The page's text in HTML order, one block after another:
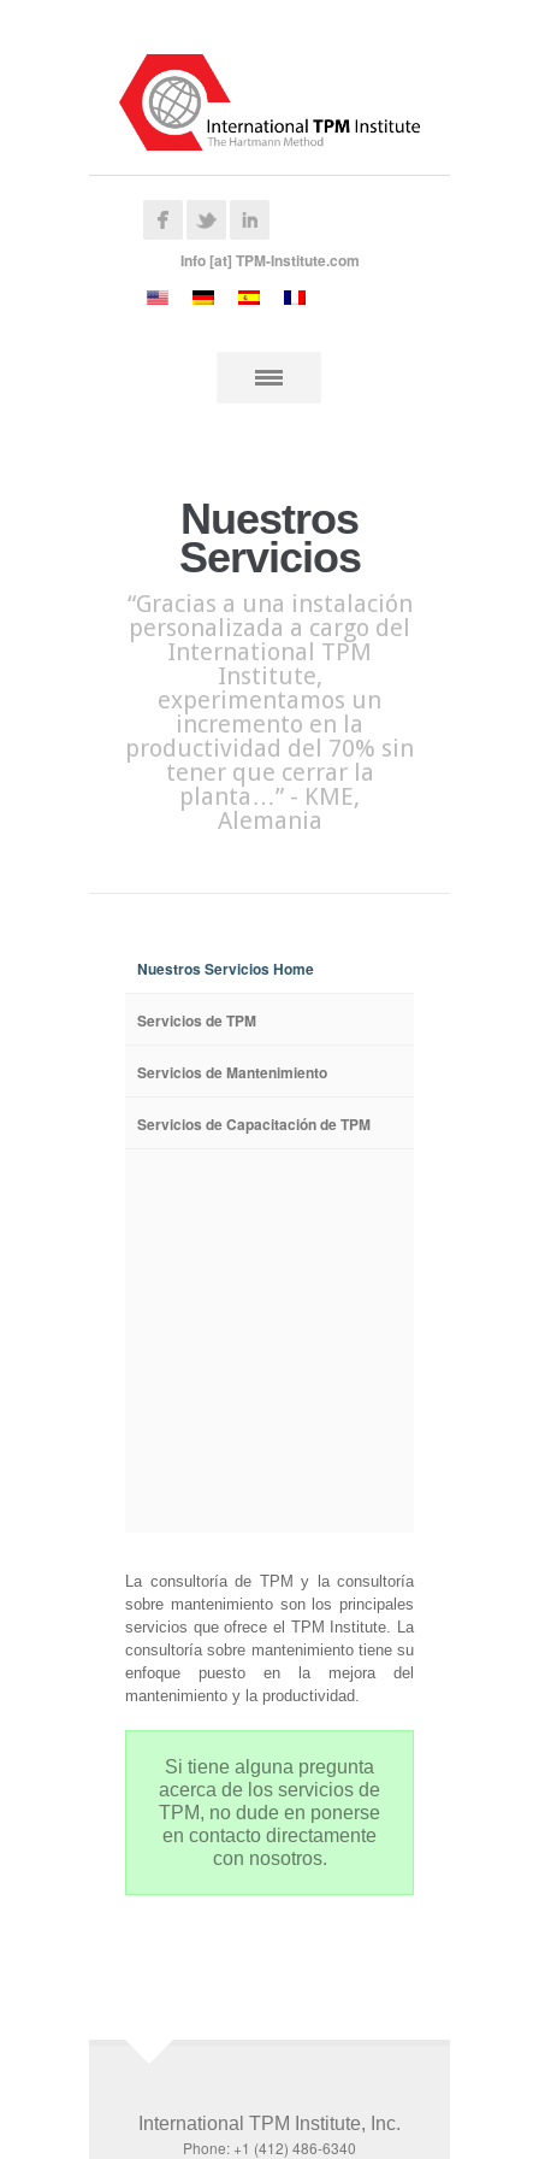
Info [at] TPM-Institute.com
Nuestros
Servicios
“Gracias a una instalación
personalizada a cargo del
International TPM
Institute,
experimentamos un
incremento en la
productividad del 70% sin
tener que cerrar la
planta…” - KME,
Alemania
Nuestros Servicios Home
Servicios de TPM
Servicios de Mantenimiento
Servicios de Capacitación de TPM
La consultoría de TPM y la consultoría
sobre mantenimiento son los principales
servicios que ofrece el TPM Institute. La
consultoría sobre mantenimiento tiene su
enfoque puesto en la mejora del
mantenimiento y la productividad.
Si tiene alguna pregunta
acerca de los servicios de
TPM, no dude en ponerse
en contacto directamente
con nosotros.
International TPM Institute, Inc.
Phone: +1 (412) 486-6340